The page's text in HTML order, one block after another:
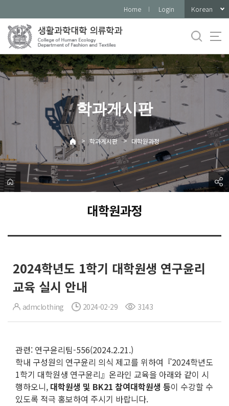
로
메
뉴
Home Login Korean
학과게시판
> 학과게시판 > 대학원과정
대학원과정
2024학년도 1학기 대학원생 연구윤리
교육 실시 안내
admclothing 2024-02-29 3143
관련: 연구윤리팀-556(2024.2.21.)
학내 구성원의 연구윤리 의식 제고를 위하여『2024학년도
1학기 대학원생 연구윤리』온라인 교육을 아래와 같이 시
행하오니, 대학원생 및 BK21 참여대학원생 등이 수강할 수
있도록 적극 홍보하여 주시기 바랍니다.